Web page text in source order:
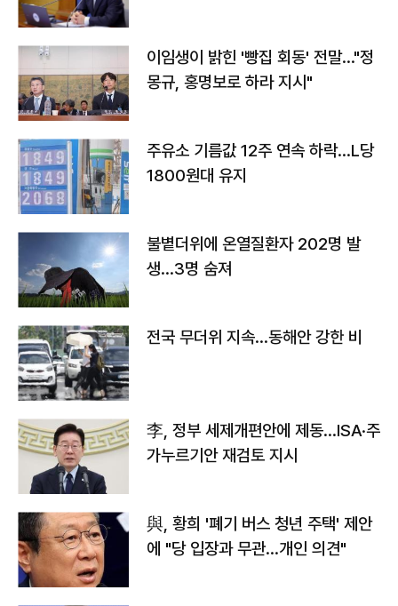
이임생이 밝힌 '빵집 회동' 전말…"정
몽규, 홍명보로 하라 지시"
주유소 기름값 12주 연속 하락…L당
1800원대 유지
불볕더위에 온열질환자 202명 발
생…3명 숨져
전국 무더위 지속…동해안 강한 비
李, 정부 세제개편안에 제동…ISA·주
가누르기안 재검토 지시
與, 황희 '폐기 버스 청년 주택' 제안
에 "당 입장과 무관…개인 의견"